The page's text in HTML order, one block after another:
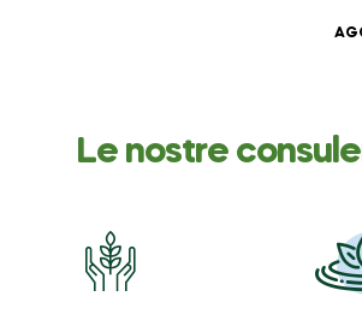
Le nostre